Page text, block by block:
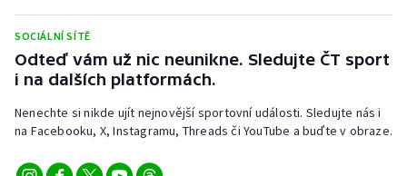
Triatlon
Veslování
Vodní slalom
Volejbal
SOCIÁLNÍ SÍTĚ
Odteď vám už nic neunikne. Sledujte ČT sport
i na dalších platformách.
Nenechte si nikde ujít nejnovější sportovní události. Sledujte nás i
na Facebooku, X, Instagramu, Threads či YouTube a buďte v obraze.